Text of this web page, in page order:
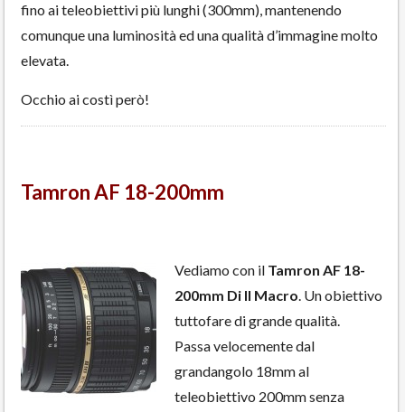
fino ai teleobiettivi più lunghi (300mm), mantenendo
comunque una luminosità ed una qualità d’immagine molto
elevata.
Occhio ai costì però!
Tamron AF 18-200mm
Vediamo con il Tamron AF 18-
200mm Di II Macro. Un obiettivo
tuttofare di grande qualità.
Passa velocemente dal
grandangolo 18mm al
teleobiettivo 200mm senza